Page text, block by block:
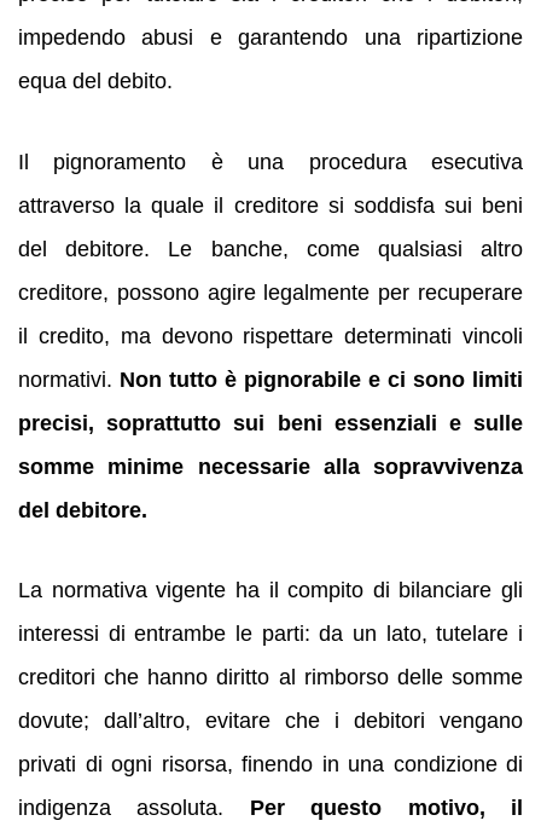
impedendo abusi e garantendo una ripartizione
equa del debito.
Il pignoramento è una procedura esecutiva
attraverso la quale il creditore si soddisfa sui beni
del debitore. Le banche, come qualsiasi altro
creditore, possono agire legalmente per recuperare
il credito, ma devono rispettare determinati vincoli
normativi. Non tutto è pignorabile e ci sono limiti
precisi, soprattutto sui beni essenziali e sulle
somme minime necessarie alla sopravvivenza
del debitore.
La normativa vigente ha il compito di bilanciare gli
interessi di entrambe le parti: da un lato, tutelare i
creditori che hanno diritto al rimborso delle somme
dovute; dall’altro, evitare che i debitori vengano
privati di ogni risorsa, finendo in una condizione di
indigenza assoluta. Per questo motivo, il